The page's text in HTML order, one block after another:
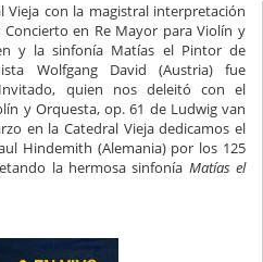
Vieja con la magistral interpretación
en Re Mayor para Violín y
y la sinfonía Matías el Pintor de
Wolfgang David (Austria) fue
quien nos deleitó con el
y Orquesta, op. 61 de Ludwig van
en la Catedral Vieja dedicamos el
Hindemith (Alemania) por los 125
la hermosa sinfonía Matías el